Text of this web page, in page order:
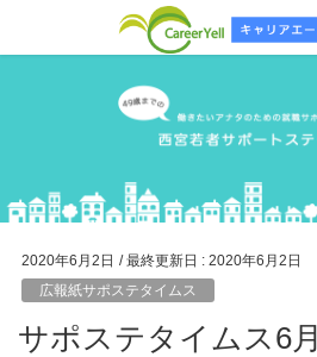
2020年6月2日 / 最終更新日 : 2020年6月2日
広報紙サポステタイムス
サポステタイムス6月号～自分の長